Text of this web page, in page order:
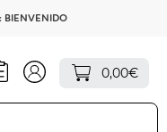
BIENVENIDO
0,00€